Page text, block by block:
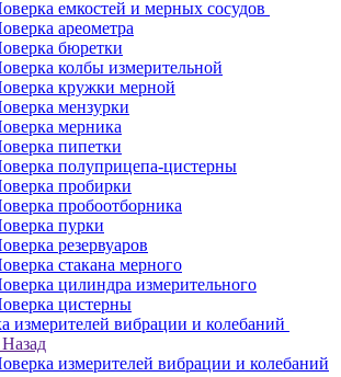
емкостей и мерных сосудов
ареометра
бюретки
колбы измерительной
кружки мерной
мензурки
мерника
пипетки
полуприцепа-цистерны
пробирки
пробоотборника
пурки
резервуаров
стакана мерного
цилиндра измерительного
цистерны
измерителей вибрации и колебаний
Назад
измерителей вибрации и колебаний